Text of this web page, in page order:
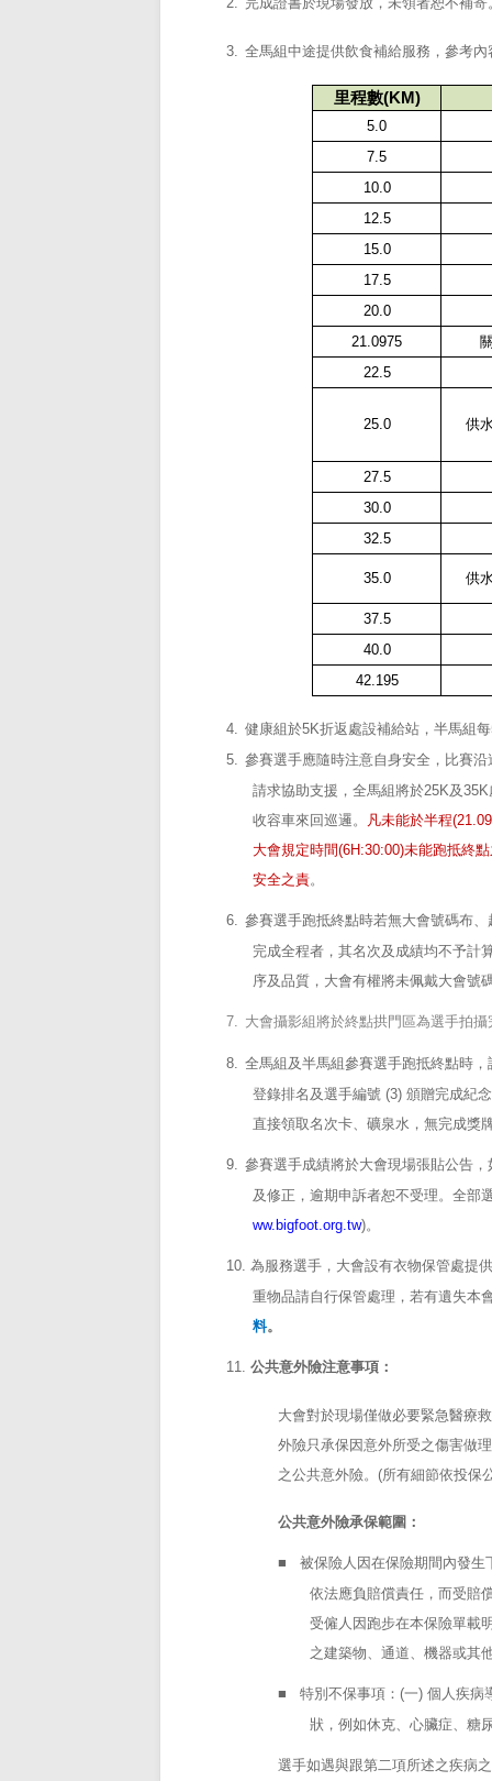
3. 全馬組中途提供飲食補給服務，參考內
里程數(KM)
5.0
7.5
10.0
12.5
15.0
17.5
20.0
21.0975
22.5
25.0 供
27.5
30.0
32.5
35.0 供
37.5
40.0
42.195
4. 健康組於5K折返處設補給站，半馬組每
5. 參賽選手應隨時注意自身安全，比賽
請求協助支援，全馬組將於25K及35K
收容車來回巡邏。
凡未能於半程
大會規定時間(6H:30:00)未能跑抵終
安全之責。
6. 參賽選手跑抵終點時若無大會號碼布
完成全程者，其名次及成績均不予計
序及品質，大會有權將未佩戴大會號
7. 大會攝影組將於終點拱門區為選手拍
8. 全馬組及半馬組參賽選手跑抵終點時
登錄排名及選手編號(3) 頒贈完成紀
直接領取名次卡、礦泉水，無完成獎
9. 參賽選手成績將於大會現場張貼公告
及修正，逾期申訴者恕不受理。全部
ww.bigfoot.org.tw)。
10. 為服務選手，大會設有衣物保管處提
重物品請自行保管處理，若有遺失本
料。
11. 公共意外險注意事項：
大會對於現場僅做必要緊急醫療
外險只承保因意外所受之傷害做
之公共意外險。(所有細節依投保
公共意外險承保範圍：
■
被保險人因在保險期間內發
依法應負賠償責任，而受賠
受僱人因跑步在本保險單載
之建築物、通道、機器或其
■ 特別不保事項：(一)個人疾病
狀，例如休克、心臟症、糖
選手如遇與跟第二項所述之疾病